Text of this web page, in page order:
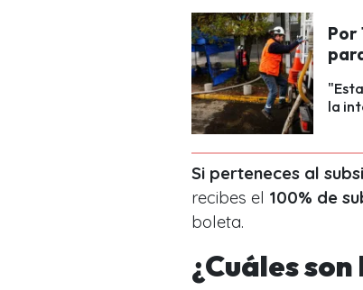
Por
la
Si perteneces al
recibes el 100% de
boleta.
¿Cuáles